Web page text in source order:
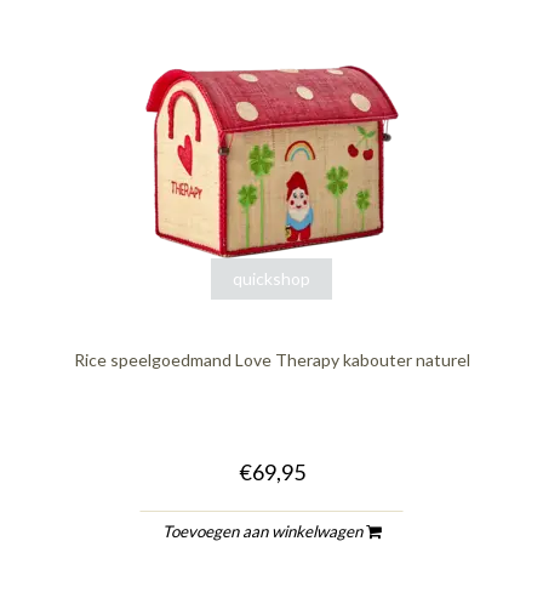
quickshop
Rice speelgoedmand Love Therapy kabouter naturel
€69,95
Toevoegen aan winkelwagen